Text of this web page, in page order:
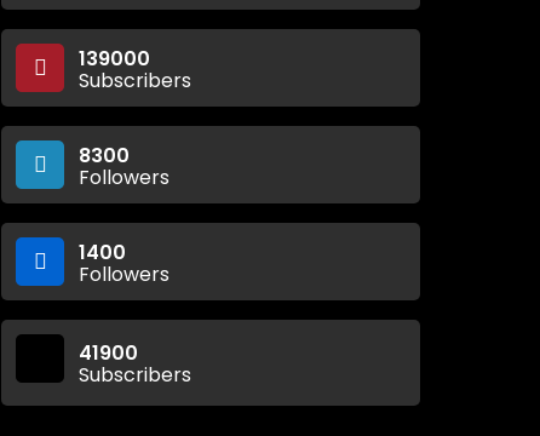
139000
Subscribers
8300
Followers
1400
Followers
41900
Subscribers